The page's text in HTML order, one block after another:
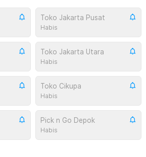
Toko Jakarta Pusat
Habis
Toko Jakarta Utara
Habis
Toko Cikupa
Habis
Pick n Go Depok
Habis